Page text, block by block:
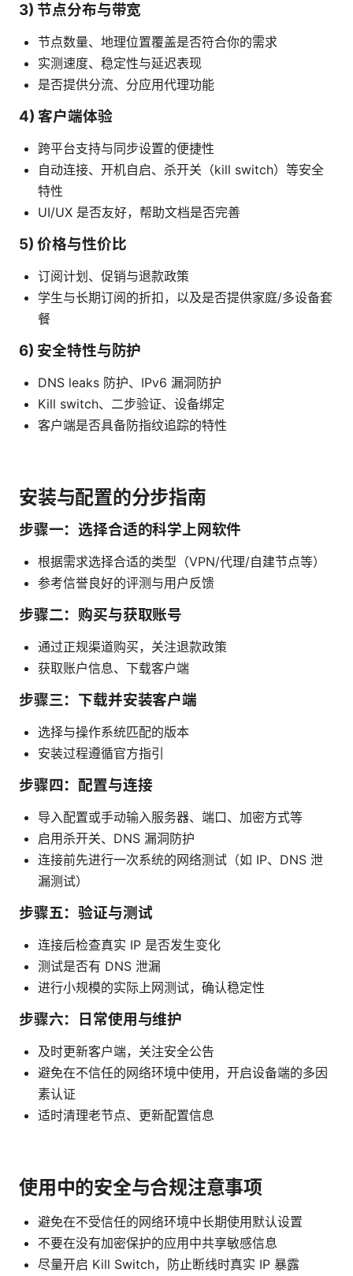
3) 节点分布与带宽
节点数量、地理位置覆盖是否符合你的需求
实测速度、稳定性与延迟表现
是否提供分流、分应用代理功能
4) 客户端体验
跨平台支持与同步设置的便捷性
自动连接、开机自启、杀开关（kill switch）等安全
特性
UI/UX 是否友好，帮助文档是否完善
5) 价格与性价比
订阅计划、促销与退款政策
学生与长期订阅的折扣，以及是否提供家庭/多设备套
餐
6) 安全特性与防护
DNS leaks 防护、IPv6 漏洞防护
Kill switch、二步验证、设备绑定
客户端是否具备防指纹追踪的特性
安装与配置的分步指南
步骤一：选择合适的科学上网软件
根据需求选择合适的类型（VPN/代理/自建节点等）
参考信誉良好的评测与用户反馈
步骤二：购买与获取账号
通过正规渠道购买，关注退款政策
获取账户信息、下载客户端
步骤三：下载并安装客户端
选择与操作系统匹配的版本
安装过程遵循官方指引
步骤四：配置与连接
导入配置或手动输入服务器、端口、加密方式等
启用杀开关、DNS 漏洞防护
连接前先进行一次系统的网络测试（如 IP、DNS 泄
漏测试）
步骤五：验证与测试
连接后检查真实 IP 是否发生变化
测试是否有 DNS 泄漏
进行小规模的实际上网测试，确认稳定性
步骤六：日常使用与维护
及时更新客户端，关注安全公告
避免在不信任的网络环境中使用，开启设备端的多因
素认证
适时清理老节点、更新配置信息
使用中的安全与合规注意事项
避免在不受信任的网络环境中长期使用默认设置
不要在没有加密保护的应用中共享敏感信息
尽量开启 Kill Switch，防止断线时真实 IP 暴露